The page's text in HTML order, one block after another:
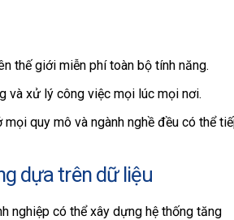
thế giới miễn phí toàn bộ tính năng.
và xử lý công việc mọi lúc mọi nơi.
quy mô và ngành nghề đều có thể
dựa trên dữ liệu
nghiệp có thể xây dựng hệ thống tăng